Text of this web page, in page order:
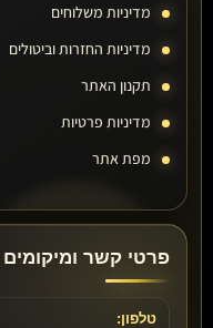
מדיניות משלוחים
מדיניות החזרות וביטולים
תקנון האתר
מדיניות פרטיות
מפת אתר
פרטי קשר ומיקומים
טלפון: